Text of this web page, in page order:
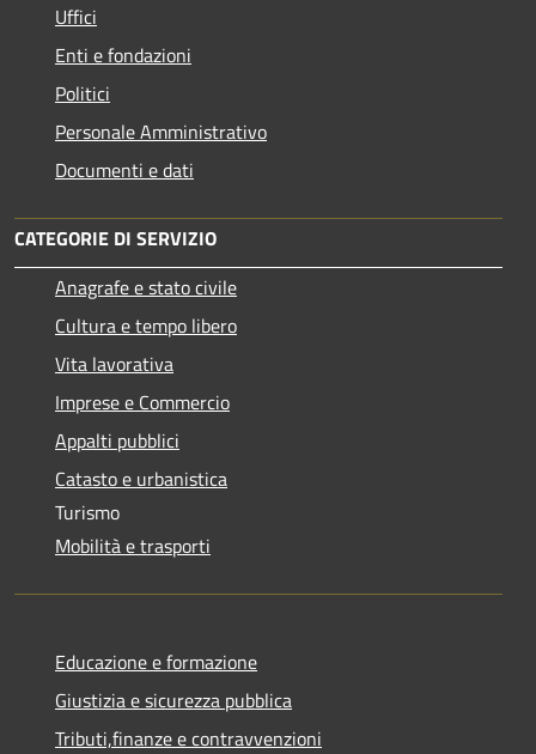
Uffici
Enti e fondazioni
Politici
Personale Amministrativo
Documenti e dati
CATEGORIE DI SERVIZIO
Anagrafe e stato civile
Cultura e tempo libero
Vita lavorativa
Imprese e Commercio
Appalti pubblici
Catasto e urbanistica
Turismo
Mobilità e trasporti
Educazione e formazione
Giustizia e sicurezza pubblica
Tributi,finanze e contravvenzioni